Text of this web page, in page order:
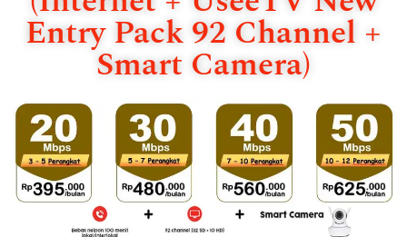
Entry Pack 92 Channel +
Smart Camera)